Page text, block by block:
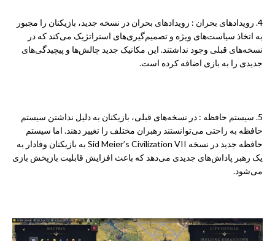
4. رویدادهای بحران : رویدادهای بحران در نسخه جدید، بازیکنان را مجبور
به اتخاذ سیاست‌های ویژه و تصمیم‌گیری‌های استراتژیک می‌کند که در
نسخه‌های قبلی وجود نداشتند. این مکانیک جدید چالش‌ها و پیچیدگی‌های
جدیدی را به بازی اضافه کرده است.
5. سیستم حافظه : در نسخه‌های قبلی، بازیکنان به دلیل نداشتن سیستم
حافظه به راحتی می‌توانستند رهبران مختلف را تغییر دهند. اما سیستم
حافظه جدید در نسخه Sid Meier’s Civilization VII به بازیکنان وفادار به
یک رهبر پاداش‌های جدیدی می‌دهد که باعث افزایش قابلیت بازپخش بازی
می‌شود.